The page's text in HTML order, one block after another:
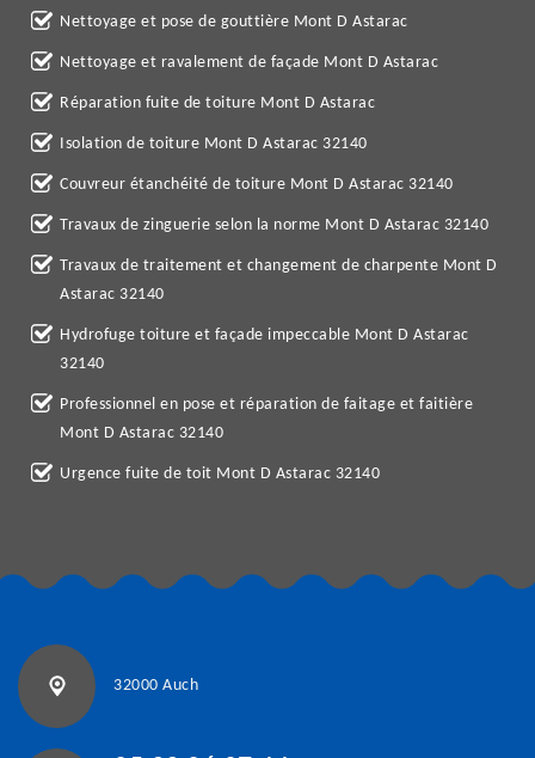
Nettoyage et pose de gouttière Mont D Astarac
Nettoyage et ravalement de façade Mont D Astarac
Réparation fuite de toiture Mont D Astarac
Isolation de toiture Mont D Astarac 32140
Couvreur étanchéité de toiture Mont D Astarac 32140
Travaux de zinguerie selon la norme Mont D Astarac 32140
Travaux de traitement et changement de charpente Mont D
Astarac 32140
Hydrofuge toiture et façade impeccable Mont D Astarac
32140
Professionnel en pose et réparation de faitage et faitière
Mont D Astarac 32140
Urgence fuite de toit Mont D Astarac 32140
32000 Auch